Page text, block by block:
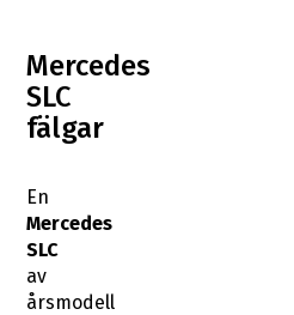
Mercedes
SLC
fälgar
En
Mercedes
SLC
av
årsmodell